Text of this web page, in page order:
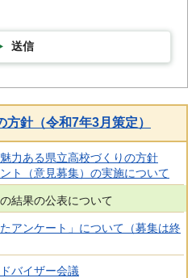
送信
針（令和7年3月策定）
力ある県立高校づくりの方針
ト（意見募集）の実施について
結果の公表について
アンケート」について（募集は終
バイザー会議